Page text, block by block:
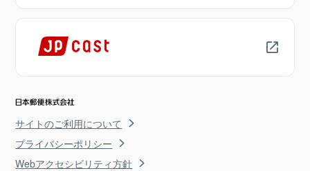
サイトのご利用について
プライバシーポリシー
Webアクセシビリティ方針